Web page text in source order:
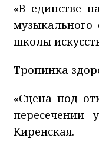
«В единстве
музыкального
школы
Тропинка
«Сцена под
пересечении
Киренская.